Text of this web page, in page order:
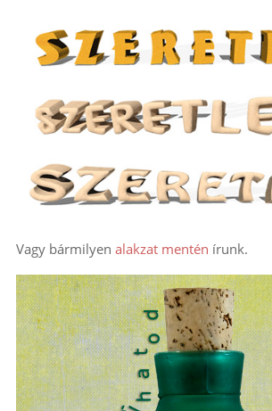
Vagy bármilyen alakzat mentén írunk.